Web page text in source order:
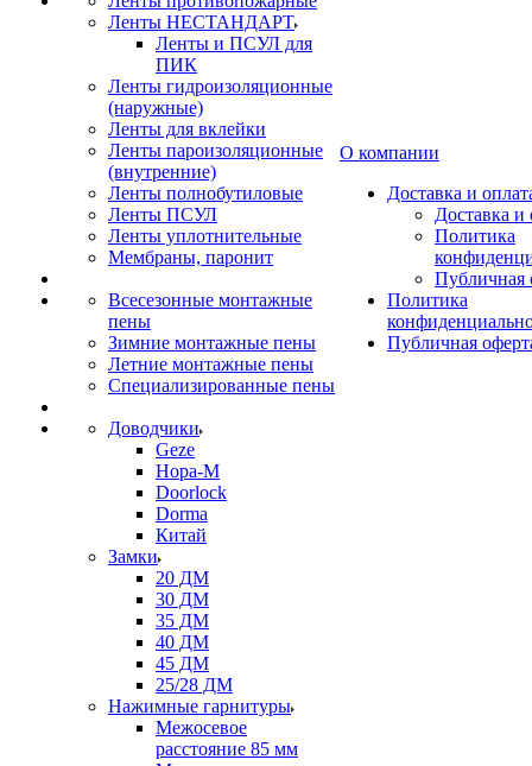
Ленты НЕСТАНДАРТ
Ленты и ПСУЛ для
ПИК
Ленты гидроизоляционные
(наружные)
Ленты для вклейки
Ленты пароизоляционные
(внутренние)
Ленты полнобутиловые
Ленты ПСУЛ
Ленты уплотнительные
Мембраны, паронит
Всесезонные монтажные
пены
Зимние монтажные пены
Летние монтажные пены
Специализированные пены
Доводчики
Geze
Нора-М
Doorlock
Dorma
Китай
Замки
20 ДМ
30 ДМ
35 ДМ
40 ДМ
45 ДМ
25/28 ДМ
Нажимные гарнитуры
Межосевое
расстояние 85 мм
О компании
Доставка и
Доставка и
Политика
Публичная
Политика
Публичная